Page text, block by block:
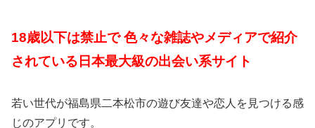
18歳以下は禁止で 色々な雑誌やメディアで紹介
されている日本最大級の出会い系サイト
若い世代が福島県二本松市の遊び友達や恋人を見つける感
じのアプリです。